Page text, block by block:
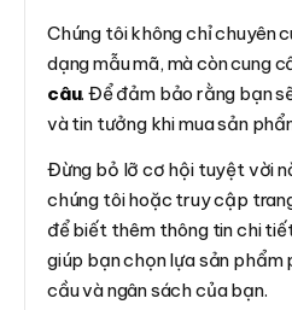
Chúng tôi không chỉ chuyên
dạng mẫu mã, mà còn cung
câu. Để đảm bảo rằng bạn
và tin tưởng khi mua sản
Đừng bỏ lỡ cơ hội tuyệt vời
chúng tôi hoặc truy cập
để biết thêm thông tin chi
giúp bạn chọn lựa sản phẩm
cầu và ngân sách của bạn.